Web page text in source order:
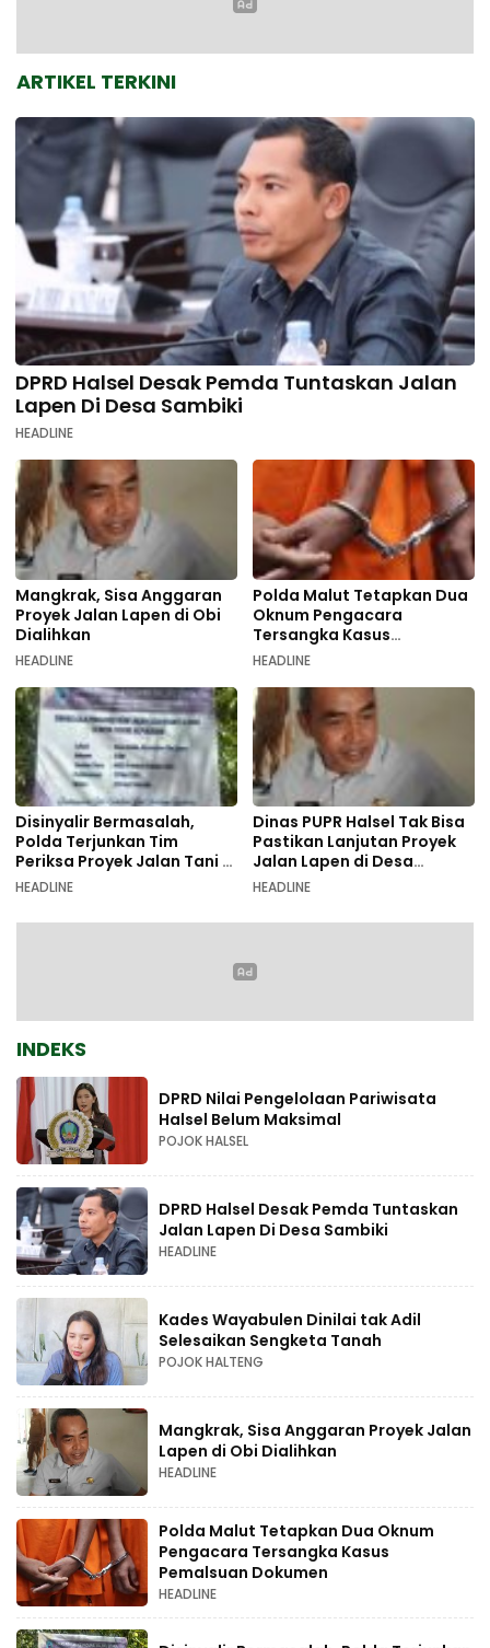
ARTIKEL TERKINI
DPRD Halsel Desak Pemda Tuntaskan Jalan
Lapen Di Desa Sambiki
HEADLINE
Mangkrak, Sisa Anggaran
Proyek Jalan Lapen di Obi
Dialihkan
HEADLINE
Polda Malut Tetapkan Dua
Oknum Pengacara
Tersangka Kasus
Pemalsuan Dokumen
HEADLINE
Disinyalir Bermasalah,
Polda Terjunkan Tim
Periksa Proyek Jalan Tani di
Galala
HEADLINE
Dinas PUPR Halsel Tak Bisa
Pastikan Lanjutan Proyek
Jalan Lapen di Desa
Sambiki
HEADLINE
INDEKS
DPRD Nilai Pengelolaan Pariwisata
Halsel Belum Maksimal
POJOK HALSEL
DPRD Halsel Desak Pemda Tuntaskan
Jalan Lapen Di Desa Sambiki
HEADLINE
Kades Wayabulen Dinilai tak Adil
Selesaikan Sengketa Tanah
POJOK HALTENG
Mangkrak, Sisa Anggaran Proyek Jalan
Lapen di Obi Dialihkan
HEADLINE
Polda Malut Tetapkan Dua Oknum
Pengacara Tersangka Kasus
Pemalsuan Dokumen
HEADLINE